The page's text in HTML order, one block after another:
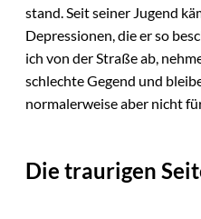
stand. Seit seiner Jugend
Depressionen, die er so
ich von der Straße ab,
schlechte Gegend und
normalerweise aber nicht
Die traurigen